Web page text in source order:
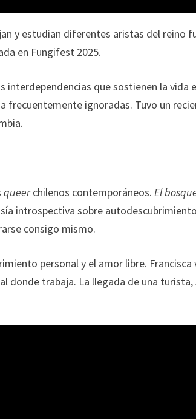
y estudian diferentes aristas del reino
en Fungifest 2025.
interdependencias que sostienen la vida
frecuentemente ignoradas. Tuvo un
queerchilenos contemporáneos. El
introspectiva sobre
consigo mismo.
personal y el amor libre. Francisca
donde trabaja. La llegada de una turista,